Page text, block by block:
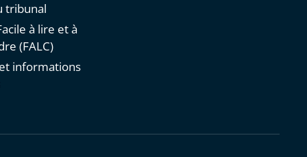
tribunal
à lire et à
(FALC)
informations